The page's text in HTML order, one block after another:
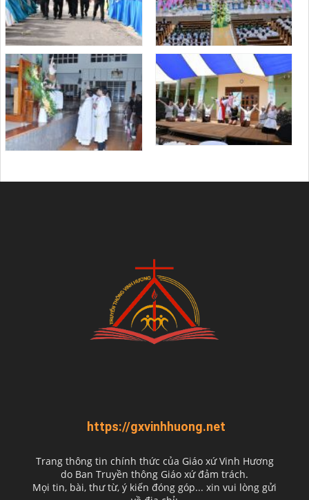
https://gxvinhhuong.net
Trang thông tin chính thức của Giáo xứ Vinh Hương
do Ban Truyền thông Giáo xứ đảm trách.
Mọi tin, bài, thư từ, ý kiến đóng góp... xin vui lòng gửi